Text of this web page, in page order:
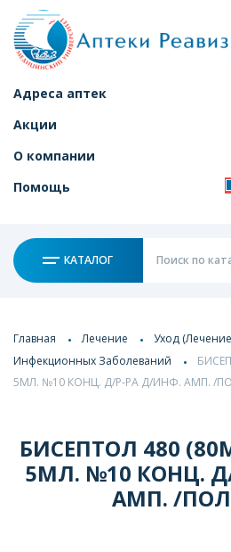
Адреса аптек
Акции
О компании
Помощь
КАТАЛОГ
Главная Лечение Уход
Инфекционных Заболеваний
5МЛ. №10 КОНЦ. Д/Р-РА Д/ИНФ. АМП. /
БИСЕПТОЛ 480
5МЛ. №10 КОНЦ.
АМП. /